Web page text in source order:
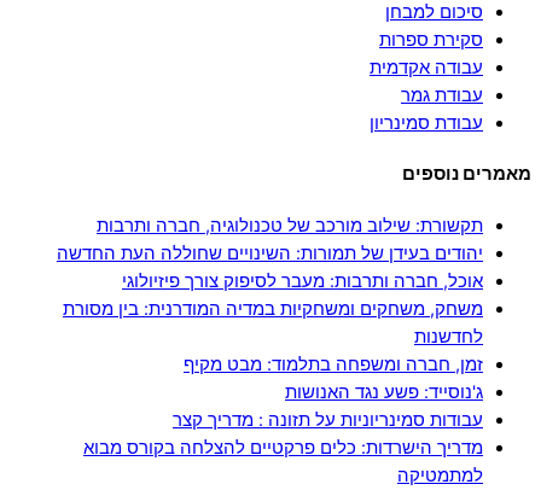
סיכום למבחן
סקירת ספרות
עבודה אקדמית
עבודת גמר
עבודת סמינריון
מאמרים נוספים
תקשורת: שילוב מורכב של טכנולוגיה, חברה ותרבות
יהודים בעידן של תמורות: השינויים שחוללה העת החדשה
אוכל, חברה ותרבות: מעבר לסיפוק צורך פיזיולוגי
משחק, משחקים ומשחקיות במדיה המודרנית: בין מסורת
לחדשנות
זמן, חברה ומשפחה בתלמוד: מבט מקיף
ג'נוסייד: פשע נגד האנושות
עבודות סמינריוניות על תזונה : מדריך קצר
מדריך הישרדות: כלים פרקטיים להצלחה בקורס מבוא
למתמטיקה